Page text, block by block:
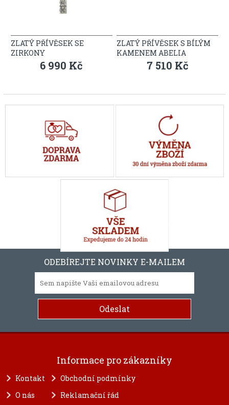
ZLATÝ PŘÍVĚSEK SE
ZIRKONY
6 990 Kč
ZLATÝ PŘÍVĚSEK S BÍLÝM
KAMENEM ABELIA
7 510 Kč
ODEBÍREJTE NOVINKY E-MAILEM
Informace pro zákazníky
Kontakt
O nás
Obchodní podmínky
Reklamační řád